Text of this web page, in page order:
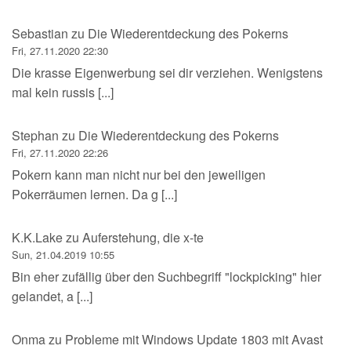
Sebastian zu Die Wiederentdeckung des Pokerns
Fri, 27.11.2020 22:30
Die krasse Eigenwerbung sei dir verziehen. Wenigstens
mal kein russis [...]
Stephan zu Die Wiederentdeckung des Pokerns
Fri, 27.11.2020 22:26
Pokern kann man nicht nur bei den jeweiligen
Pokerräumen lernen. Da g [...]
K.K.Lakezu Auferstehung, die x-te
Sun, 21.04.2019 10:55
Bin eher zufällig über den Suchbegriff "lockpicking" hier
gelandet, a [...]
Onmazu Probleme mit Windows Update 1803 mit Avast